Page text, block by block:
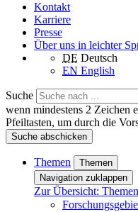
Kontakt
Karriere
Presse
Über uns in leichter
DE Deutsch
EN English
Suche
wenn mindestens 2 Zeichen
Pfeiltasten, um durch die
Suche abschicken
Themen
Themen
Navigation zuklappen
Zur Übersicht: Themen